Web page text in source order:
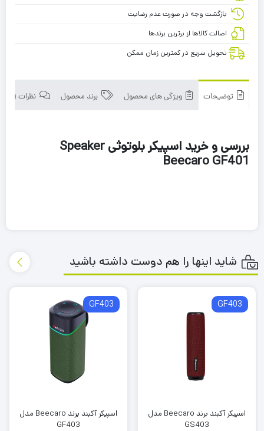
بازگشت وجه در صورت عدم رضایت
اصالت کالاها از برترین برندها
تحویل سریع در کمترین زمان ممکن
توضیحات ویژگی های محصول برند محصول نظرات (0)
بررسی و خرید اسپیکر بلوتوثی Speaker
Beecaro GF401
شاید اینها را هم دوست داشته باشید
GF403
اسپیکر آکبند برند Beecaro مدل
GS403
GF403
اسپیکر آکبند برند Beecaro مدل
GF403